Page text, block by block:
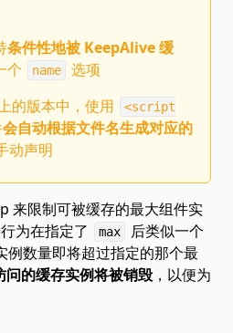
条件性地被 KeepAlive 缓
个 name
选项
的版本中，使用
<script
会自动根据文件名生成对应的
动声明
来限制可被缓存的最大组件实
为在指定了 max
后类似一个
例数量即将超过指定的那个最
问的缓存实例将被销毁 ，以便为